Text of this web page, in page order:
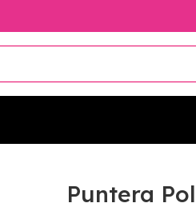
Puntera